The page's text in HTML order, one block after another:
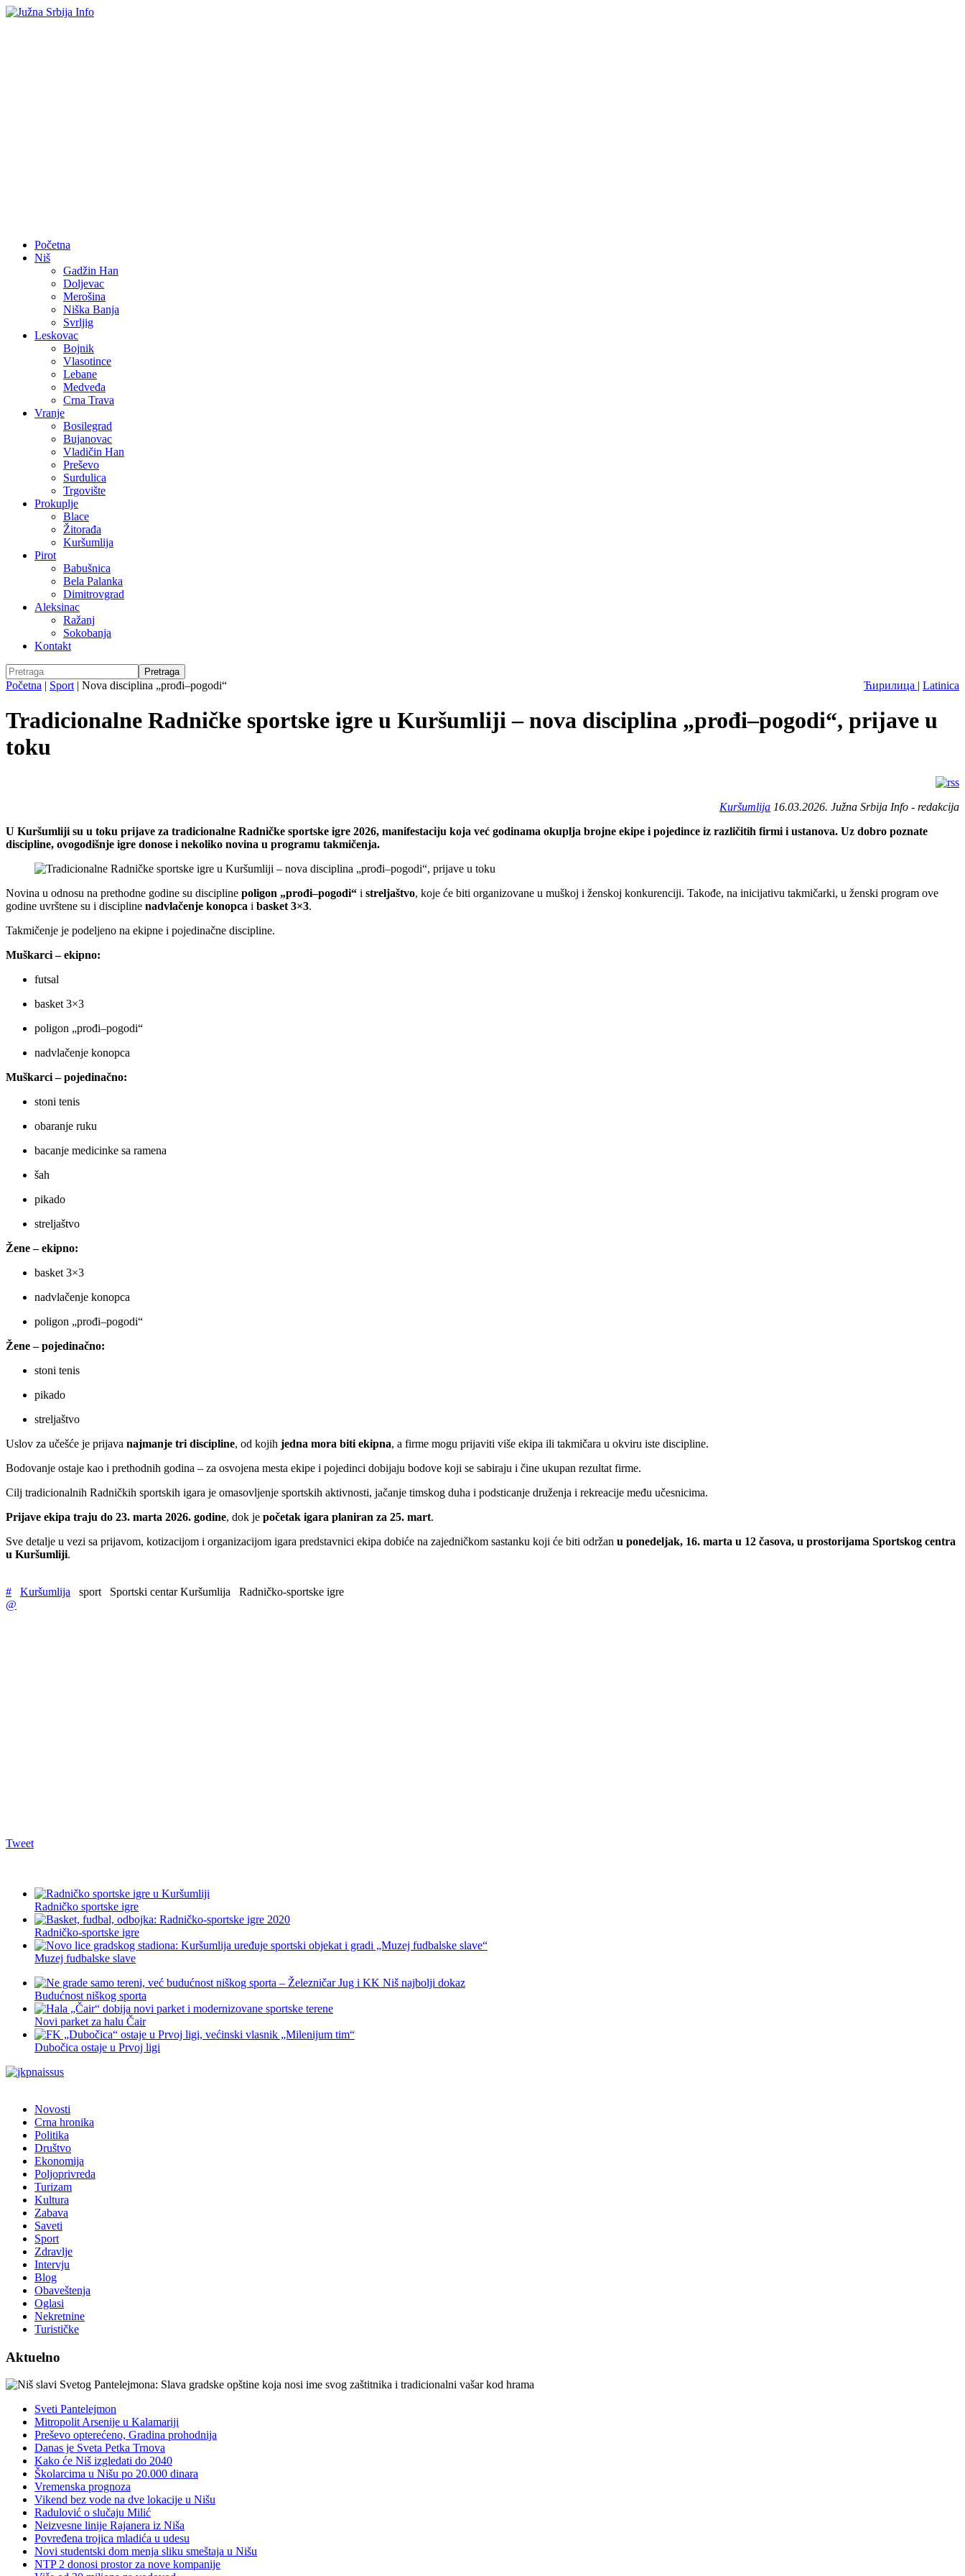
Početna
Niš
Gadžin Han
Doljevac
Merošina
Niška Banja
Svrljig
Leskovac
Bojnik
Vlasotince
Lebane
Medveđa
Crna Trava
Vranje
Bosilegrad
Bujanovac
Vladičin Han
Preševo
Surdulica
Trgovište
Prokuplje
Blace
Žitorađa
Kuršumlija
Pirot
Babušnica
Bela Palanka
Dimitrovgrad
Aleksinac
Ražanj
Sokobanja
Kontakt
Ћирилица | Latinica
Početna | Sport | Nova disciplina „prođi–pogodi“
Tradicionalne Radničke sportske igre u Kuršumliji – nova disciplina „prođi–pogodi“, prijave u
toku
Kuršumlija 16.03.2026. Južna Srbija Info - redakcija
U Kuršumliji su u toku prijave za tradicionalne Radničke sportske igre 2026, manifestaciju koja već godinama okuplja brojne ekipe i pojedince iz različitih firmi i ustanova. Uz dobro poznate
discipline, ovogodišnje igre donose i nekoliko novina u programu takmičenja.
Novina u odnosu na prethodne godine su discipline poligon „prođi–pogodi“ i streljaštvo, koje će biti organizovane u muškoj i ženskoj konkurenciji. Takođe, na inicijativu takmičarki, u ženski program ove
godine uvrštene su i discipline nadvlačenje konopca i basket 3×3.
Takmičenje je podeljeno na ekipne i pojedinačne discipline.
Muškarci – ekipno:
futsal
basket 3×3
poligon „prođi–pogodi“
nadvlačenje konopca
Muškarci – pojedinačno:
stoni tenis
obaranje ruku
bacanje medicinke sa ramena
šah
pikado
streljaštvo
Žene – ekipno:
basket 3×3
nadvlačenje konopca
poligon „prođi–pogodi“
Žene – pojedinačno:
stoni tenis
pikado
streljaštvo
Uslov za učešće je prijava najmanje tri discipline, od kojih jedna mora biti ekipna, a firme mogu prijaviti više ekipa ili takmičara u okviru iste discipline.
Bodovanje ostaje kao i prethodnih godina – za osvojena mesta ekipe i pojedinci dobijaju bodove koji se sabiraju i čine ukupan rezultat firme.
Cilj tradicionalnih Radničkih sportskih igara je omasovljenje sportskih aktivnosti, jačanje timskog duha i podsticanje druženja i rekreacije među učesnicima.
Prijave ekipa traju do 23. marta 2026. godine, dok je početak igara planiran za 25. mart.
Sve detalje u vezi sa prijavom, kotizacijom i organizacijom igara predstavnici ekipa dobiće na zajedničkom sastanku koji će biti održan u ponedeljak, 16. marta u 12 časova, u prostorijama Sportskog centra
u Kuršumliji.
# Kuršumlija sport Sportski centar Kuršumlija
Radničko-sportske igre
@
Tweet
Radničko sportske igre
Radničko-sportske igre
Muzej fudbalske slave
Budućnost niškog sporta
Novi parket za halu Čair
Dubočica ostaje u Prvoj ligi
Novosti
Crna hronika
Politika
Društvo
Ekonomija
Poljoprivreda
Turizam
Kultura
Zabava
Saveti
Sport
Zdravlje
Intervju
Blog
Obaveštenja
Oglasi
Nekretnine
Turističke
Aktuelno
Sveti Pantelejmon
Mitropolit Arsenije u Kalamariji
Preševo opterećeno, Gradina prohodnija
Danas je Sveta Petka Trnova
Kako će Niš izgledati do 2040
Školarcima u Nišu po 20.000 dinara
Vremenska prognoza
Vikend bez vode na dve lokacije u Nišu
Radulović o slučaju Milić
Neizvesne linije Rajanera iz Niša
Povređena trojica mladića u udesu
Novi studentski dom menja sliku smeštaja u Nišu
NTP 2 donosi prostor za nove kompanije